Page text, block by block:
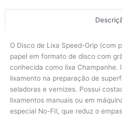
O Disco de Lixa Speed-Grip (com
papel em formato de disco com
conhecida como lixa Champanhe.
lixamento na preparação de
seladoras e vernizes. Possui
lixamentos manuais ou em
especial No-FIl, que reduz o